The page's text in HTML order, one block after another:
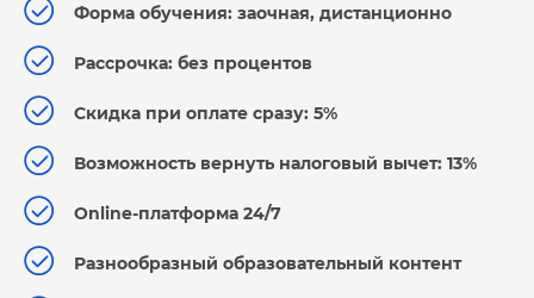
Форма обучения: заочная, дистанционно
Рассрочка: без процентов
Скидка при оплате сразу: 5%
Возможность вернуть налоговый вычет: 13%
Online-платформа 24/7
Разнообразный образовательный контент